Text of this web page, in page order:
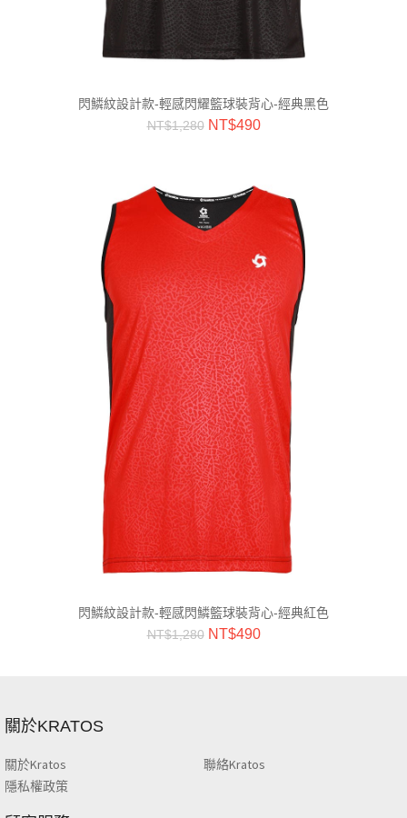
閃鱗紋設計款-輕感閃耀籃球裝背心-經典黑色
NT$1,280 NT$490
閃鱗紋設計款-輕感閃鱗籃球裝背心-經典紅色
NT$1,280 NT$490
關於KRATOS
關於Kratos
聯絡Kratos
隱私權政策